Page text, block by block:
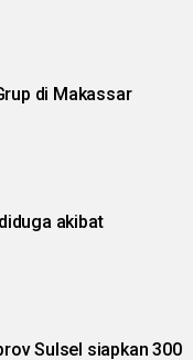
di Makassar
akibat
Sulsel siapkan 300